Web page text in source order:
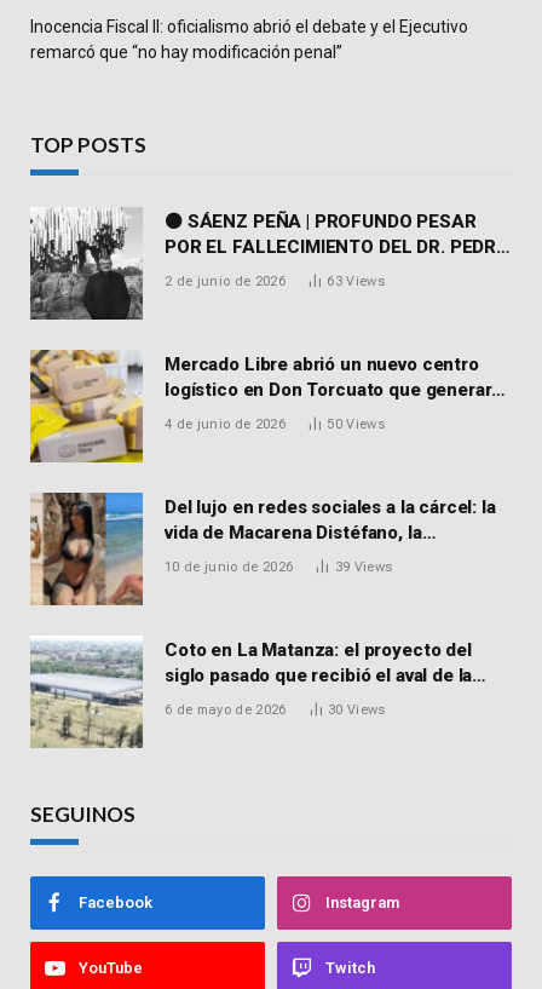
Inocencia Fiscal II: oficialismo abrió el debate y el Ejecutivo
remarcó que “no hay modificación penal”
TOP POSTS
⚫ SÁENZ PEÑA | PROFUNDO PESAR
POR EL FALLECIMIENTO DEL DR. PEDRO
MARTORELL
2 de junio de 2026 63Views
Mercado Libre abrió un nuevo centro
logístico en Don Torcuato que generará
900 empleos: cómo enviar el CV
4 de junio de 2026 50Views
Del lujo en redes sociales a la cárcel: la
vida de Macarena Distéfano, la
influencer de San Martín acusada de
10 de junio de 2026 39 Views
Coto en La Matanza: el proyecto del
siglo pasado que recibió el aval de la
Justicia para reactivar una obra frenada
6 de mayo de 2026 30 Views
SEGUINOS
Facebook Instagram
YouTube Twitch